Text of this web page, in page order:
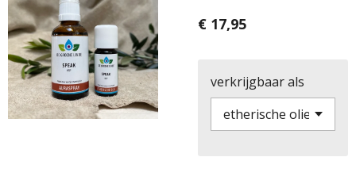
€ 17,95
verkrijgbaar als